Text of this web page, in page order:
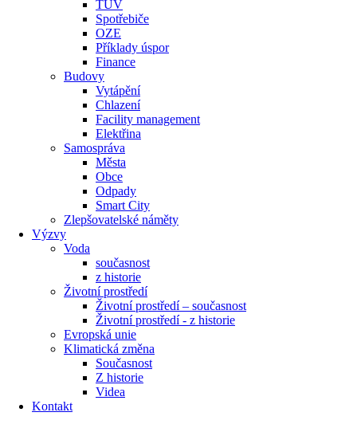
TUV
Spotřebiče
OZE
Příklady úspor
Finance
Budovy
Vytápění
Chlazení
Facility management
Elektřina
Samospráva
Města
Obce
Odpady
Smart City
Zlepšovatelské náměty
Výzvy
Voda
současnost
z historie
Životní prostředí
Životní prostředí – současnost
Životní prostředí ​- z historie
Evropská unie
Klimatická změna
Současnost
Z historie
Videa
Kontakt